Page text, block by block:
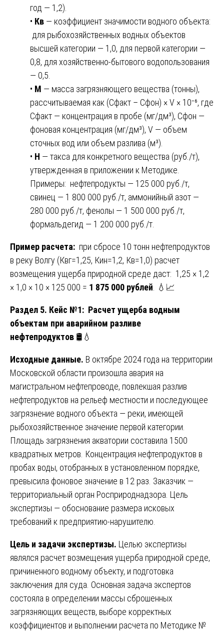
год — 1,2).
• Кв — коэффициент значимости водного объекта:
для рыбохозяйственных водных объектов
высшей категории — 1,0, для первой категории —
0,8, для хозяйственно-бытового водопользования
— 0,5.
• М — масса загрязняющего вещества (тонны),
рассчитываемая как (Сфакт – Сфон) × V × 10⁻⁶, где
Сфакт — концентрация в пробе (мг/дм³), Сфон —
фоновая концентрация (мг/дм³), V — объем
сточных вод или объем разлива (м³).
• Н — такса для конкретного вещества (руб./т),
утвержденная в приложении к Методике.
Примеры: нефтепродукты — 125 000 руб./т,
свинец — 1 800 000 руб./т, аммонийный азот —
280 000 руб./т, фенолы — 1 500 000 руб./т,
формальдегид — 1 200 000 руб./т.
Пример расчета: при сбросе 10 тонн нефтепродуктов
в реку Волгу (Квг=1,25, Кин=1,2, Кв=1,0) расчет
возмещения ущерба природной среде даст: 1,25 × 1,2
× 1,0 × 10 × 125 000 = 1 875 000 рублей . 💧📈
Раздел 5. Кейс №1: Расчет ущерба водным
объектам при аварийном разливе
нефтепродуктов 🛢️💧
Исходные данные. В октябре 2024 года на территории
Московской области произошла авария на
магистральном нефтепроводе, повлекшая разлив
нефтепродуктов на рельеф местности и последующее
загрязнение водного объекта — реки, имеющей
рыбохозяйственное значение первой категории.
Площадь загрязнения акватории составила 1500
квадратных метров. Концентрация нефтепродуктов в
пробах воды, отобранных в установленном порядке,
превысила фоновое значение в 12 раз. Заказчик —
территориальный орган Росприроднадзора. Цель
экспертизы — обоснование размера исковых
требований к предприятию-нарушителю.
Цель и задачи экспертизы. Целью экспертизы
являлся расчет возмещения ущерба природной среде,
причиненного водному объекту, и подготовка
заключения для суда. Основная задача экспертов
состояла в определении массы сброшенных
загрязняющих веществ, выборе корректных
коэффициентов и выполнении расчета по Методике №